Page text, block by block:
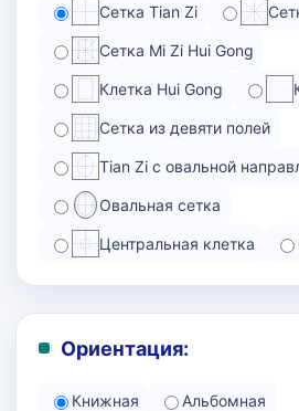
Сетка Tian Zi
Сетка Mi Zi Hui Gong
Клетка Hui Gong
Сетка из девяти полей
Tian Zi с овальной
Овальная сетка
Центральная клетка
Ориентация:
Книжная Альбомная